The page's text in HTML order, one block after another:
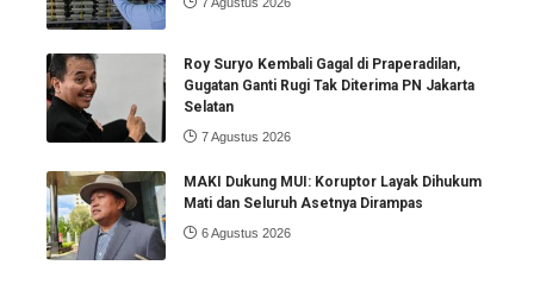
Roy Suryo Kembali Gagal di Praperadilan,
Gugatan Ganti Rugi Tak Diterima PN Jakarta
Selatan
7 Agustus 2026
MAKI Dukung MUI: Koruptor Layak Dihukum
Mati dan Seluruh Asetnya Dirampas
6 Agustus 2026